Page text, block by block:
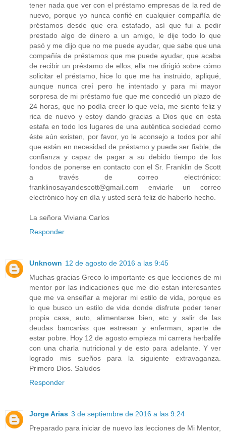
tener nada que ver con el préstamo empresas de la red de
nuevo, porque yo nunca confié en cualquier compañía de
préstamos desde que era estafado, así que fui a pedir
prestado algo de dinero a un amigo, le dije todo lo que
pasó y me dijo que no me puede ayudar, que sabe que una
compañía de préstamos que me puede ayudar, que acaba
de recibir un préstamo de ellos, ella me dirigió sobre cómo
solicitar el préstamo, hice lo que me ha instruido, apliqué,
aunque nunca creí pero he intentado y para mi mayor
sorpresa de mi préstamo fue que me concedió un plazo de
24 horas, que no podía creer lo que veía, me siento feliz y
rica de nuevo y estoy dando gracias a Dios que en esta
estafa en todo los lugares de una auténtica sociedad como
éste aún existen, por favor, yo le aconsejo a todos por ahí
que están en necesidad de préstamo y puede ser fiable, de
confianza y capaz de pagar a su debido tiempo de los
fondos de ponerse en contacto con el Sr. Franklin de Scott
a través de correo electrónico:
franklinosayandescott@gmail.com enviarle un correo
electrónico hoy en día y usted será feliz de haberlo hecho.
La señora Viviana Carlos
Responder
Unknown 12 de agosto de 2016 a las 9:45
Muchas gracias Greco lo importante es que lecciones de mi
mentor por las indicaciones que me dio estan interesantes
que me va enseñar a mejorar mi estilo de vida, porque es
lo que busco un estilo de vida donde disfrute poder tener
propia casa, auto, alimentarse bien, etc y salir de las
deudas bancarias que estresan y enferman, aparte de
estar pobre. Hoy 12 de agosto empieza mi carrera herbalife
con una charla nutricional y de esto para adelante. Y ver
logrado mis sueños para la siguiente extravaganza.
Primero Dios. Saludos
Responder
Jorge Arias 3 de septiembre de 2016 a las 9:24
Preparado para iniciar de nuevo las lecciones de Mi Mentor,